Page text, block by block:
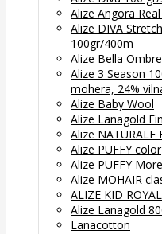
Alize Angora
Alize DIVA
100gr/400m
Alize Bella
Alize 3 Season
mohera, 24%
Alize Baby Wool
Alize Lanagold
Alize NATURALE
Alize PUFFY color
Alize PUFFY More
Alize MOHAIR
ALIZE KID
Alize Lanagold
Lanacotton